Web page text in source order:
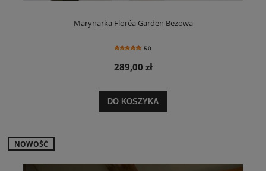
Marynarka Floréa Garden Beżowa
5.0
289,00 zł
DO KOSZYKA
NOWOŚĆ